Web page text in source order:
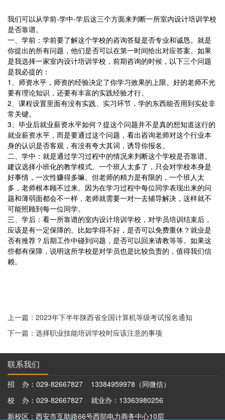
我们可以从学前-学中-学后这三个方面来判断一所室内设计培训学校
是否靠谱。
一、学前：学前要了解这个学校的咨询答疑是否专业和诚恳。就是
你提出的所有问题，他们是否可以在第一时间给出对应答案。如果
是我选择一家室内设计培训学校，前期咨询的时候，以下三个问题
是我必提的：
1、师资水平，师资的经验决定了你学习效果的上限。好的老师不光
要有理论知识，还要有丰富的实践经验才行。
2、课程设置里面有没有实践、实习环节，学的东西能否用到实处非
常关键。
3、毕业后就业薪资水平如何？提这个问题并不是真的想知道这行的
就业薪资水平，而是要通过这个问题，看出咨询老师对这个行业本
身的认识是否客观，有没有夸大其词，诱导你报名。
二、学中：就是通过学习过程中的情况来判断这个学校是否靠谱。
建议选择小班化的教学模式。一个班人太多了，只会对学校本身是
好事情，一次性赚得多嘛。但老师的精力是有限的，一个班人太
多，老师根本顾不过来。因为在学习过程中每位同学表现出来的问
题和薄弱面都会不一样，老师就需要一对一去辅导解决，这样就不
可能照顾到每一位同学。
三、学后：看一所靠谱的室内设计培训学校，对学员培训结束后，
应该是有一定保障的。比如学得不好，是否可以免费重休？就业是
否有推荐？后期工作中碰到问题，是否可以回来请教等等。如果这
些都有保障，说明这所学校是对学员也是比较负责的，值得我们信
赖。
上一篇：2023年下半年陕西省全国计算机等级考试报名通知
下一篇：选择职业技能培训学校时应该注意的事项
联系我们
招 办：029-82667827 13384959978（同微信）
校 办：029-82667827 就业办：13363980256
新校区：西安市互助路66号西部电力商务中心10层